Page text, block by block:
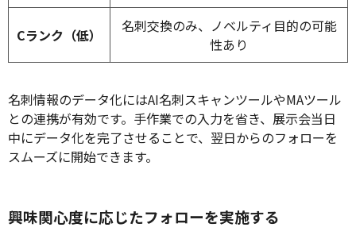
Cランク（低）
名刺交換のみ、ノベルティ目的の可能
性あり
名刺情報のデータ化にはAI名刺スキャンツールやMAツール
との連携が有効です。手作業での入力を省き、展示会当日
中にデータ化を完了させることで、翌日からのフォローを
スムーズに開始できます。
興味関心度に応じたフォローを実施する